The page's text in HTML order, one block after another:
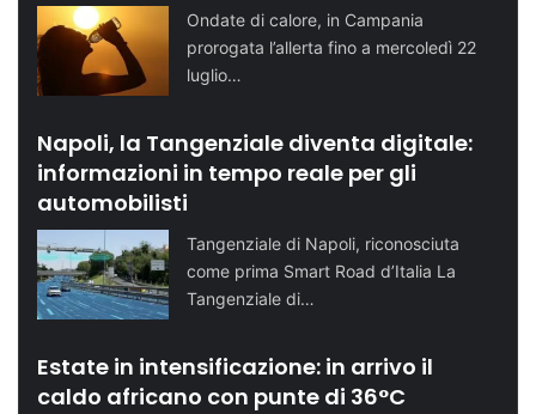
Ondate di calore, in Campania
prorogata l’allerta fino a mercoledì 22
luglio…
Napoli, la Tangenziale diventa digitale:
informazioni in tempo reale per gli
automobilisti
Tangenziale di Napoli, riconosciuta
come prima Smart Road d’Italia La
Tangenziale di…
Estate in intensificazione: in arrivo il
caldo africano con punte di 36°C